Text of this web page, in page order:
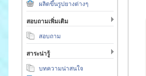
ผลิตขึ้นรูปยางต่างๆ
สอบถามเพิ่มเติม
สอบถาม
สาระน่ารู้
บทความน่าสนใจ